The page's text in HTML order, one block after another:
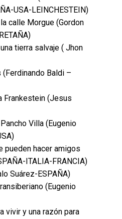
USA-LEINCHESTEIN)
calle Morgue (Gordon
tierra salvaje ( Jhon
Baldi –
Frankestein (Jesus
Villa (Eugenio
pueden hacer amigos
ITALIA-FRANCIA)
Suárez-ESPAÑA)
(Eugenio
vivir y una razón para